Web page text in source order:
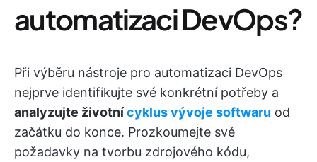
automatizaci DevOps?
Při výběru nástroje pro automatizaci DevOps
nejprve identifikujte své konkrétní potřeby a
analyzujte životnícyklus vývoje softwaru od
začátku do konce. Prozkoumejte své
požadavky na tvorbu zdrojového kódu,